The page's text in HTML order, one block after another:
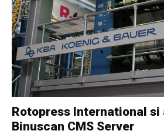
Rotopress International si
Binuscan CMS Server